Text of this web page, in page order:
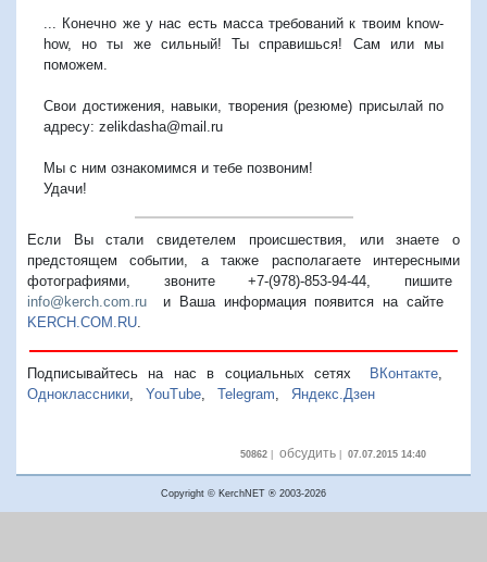
... Конечно же у нас есть масса требований к твоим know-
how, но ты же сильный! Ты справишься! Сам или мы
поможем.
Свои достижения, навыки, творения (резюме) присылай по
адресу: zelikdasha@mail.ru
Мы с ним ознакомимся и тебе позвоним!
Удачи!
Если Вы стали свидетелем происшествия, или знаете о
предстоящем событии, а также располагаете интересными
фотографиями, звоните +7-(978)-853-94-44, пишите
info@kerch.com.ru и Ваша информация появится на сайте
KERCH.COM.RU
Подписывайтесь на нас в социальных сетях ВКонтакте,
Одноклассники
YouTube Telegram Яндекс.Дзен
50862 |обсудить |07.07.2015 14:40
Copyright © KerchNET ® 2003-2026